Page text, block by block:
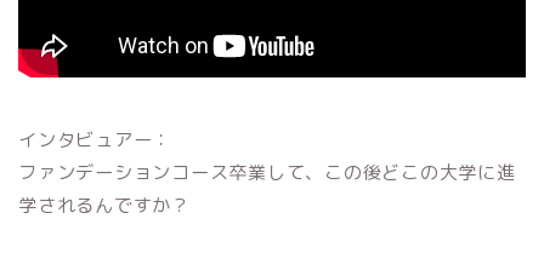
インタビュアー：
ファンデーションコース卒業して、この後どこの大学に進
学されるんですか？